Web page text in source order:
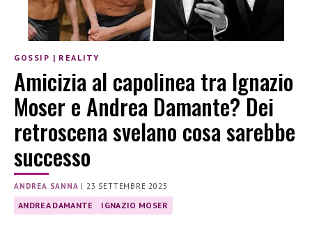
GOSSIP | REALITY
Amicizia al capolinea tra Ignazio
Moser e Andrea Damante? Dei
retroscena svelano cosa sarebbe
successo
ANDREA SANNA |23 SETTEMBRE 2025
ANDREA DAMANTE IGNAZIO MOSER